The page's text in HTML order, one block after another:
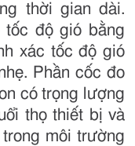
thời gian dài.
độ gió bằng
xác tốc độ gió
Phần cốc đo
có trọng lượng
thọ thiết bị và
môi trường